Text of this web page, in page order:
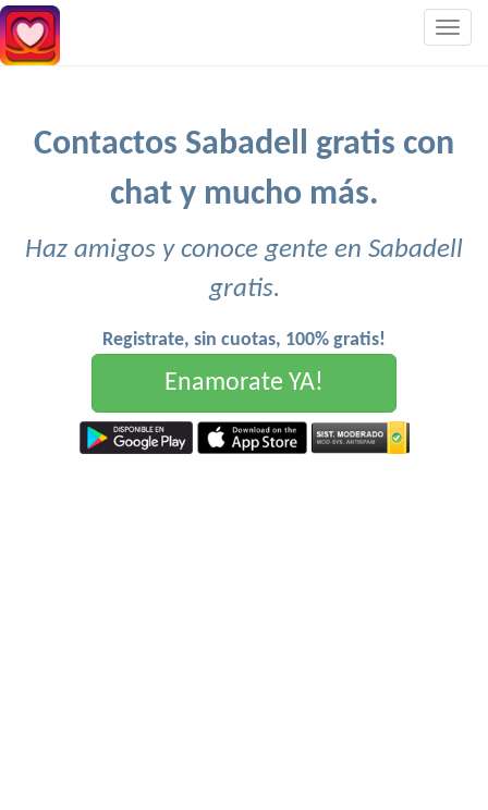
Contactos Sabadell gratis con
chat y mucho más.
Haz amigos y conoce gente en Sabadell
gratis.
Registrate, sin cuotas, 100% gratis!
Enamorate YA!